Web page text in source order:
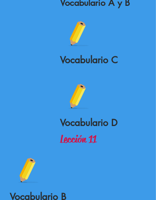
Vocabulario A y B
Vocabulario C
Vocabulario D
Lección 11
Vocabulario B